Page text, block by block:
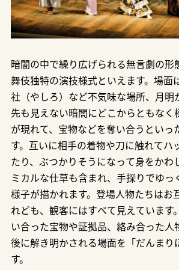
暗闇の中で繰り広げられる無言劇の形
舞伎独特の演技様式といえます。場面
社（やしろ）など不気味な場所、月明
先も見えない暗闇にどこからともなく
が現れて、宝物などを奪い合うといっ
す。互いに相手の着物や刀に触れてハ
たり、ぶつかりそうになって身をかわ
ミカルな仕草も含まれ、手探りでゆっ
様子が描かれます。登場人物たちはお
れども、観客にはすべて見えています
い合った宝物や証拠品、絡み合った人
後に解き明かされる場面を「だんまり
す。